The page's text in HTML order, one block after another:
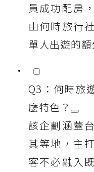
員成功配房
由何時旅行
單人出遊的額
Q3：何時旅
麼特色？
該企劃涵蓋
其等地，主
客不必融入